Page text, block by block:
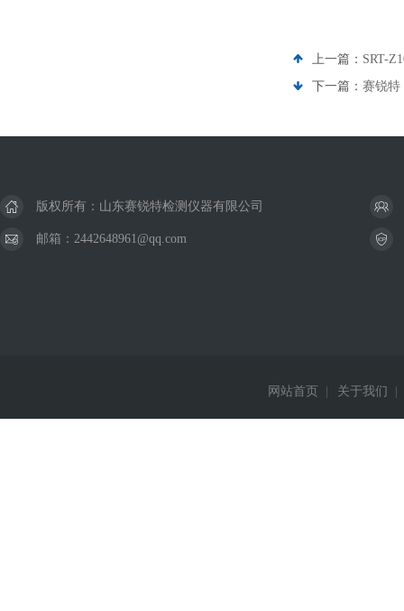
上一篇： SRT-
下一篇： 赛锐特
版权所有：山东赛锐特检测仪器有限公司
邮箱：2442648961@qq.com
网站首页 关于我们